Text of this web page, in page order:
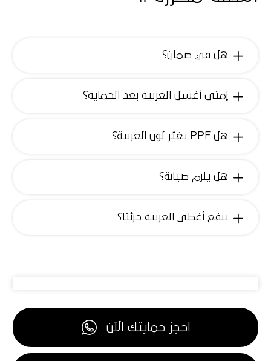
هل في ضمان؟
إمتى أغسل العربية بعد الحماية؟
هل PPF يغيّر لون العربية؟
هل يلزم صيانة؟
ينفع أغطي العربية جزئيًا؟
احجز حمايتك الآن